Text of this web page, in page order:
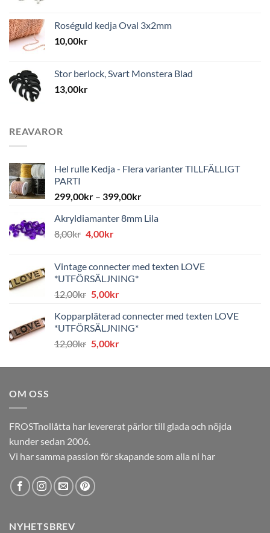
Roséguld kedja Oval 3x2mm
10,00kr
Stor berlock, Svart Monstera Blad
13,00kr
REAVAROR
Hel rulle Kedja - Flera varianter TILLFÄLLIGT
PARTI
299,00kr – 399,00kr
Akryldiamanter 8mm Lila
8,00kr Det
var:
8,00kr.
4,00krDet
är:
4,00kr.
Vintage connecter med texten LOVE
*UTFÖRSÄLJNING*
12,00kr Det
priset
var:
12,00kr.
5,00krDet
priset
är:
5,00kr.
Kopparpläterad connecter med texten LOVE
*UTFÖRSÄLJNING*
12,00kr Det
priset
5,00krDet
priset
OM OSS
FROSTnollåtta har levererat pärlor till glada och nöjda
kunder sedan 2006.
Vi har samma passion för skapande som alla ni har
NYHETSBREV